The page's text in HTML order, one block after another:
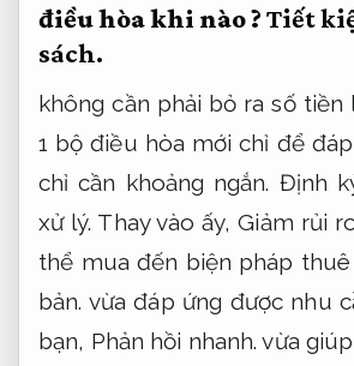
điều hòa khi nào ? Tiết
sách.
không cần phải bỏ ra số tiền
1 bộ điều hòa mới chỉ để
chỉ cần khoảng ngắn. Định
xử lý. Thay vào ấy,Giảm rủi
thể mua đến biện pháp
bản. vừa đáp ứng được nhu
bạn, Phản hồi nhanh. vừa